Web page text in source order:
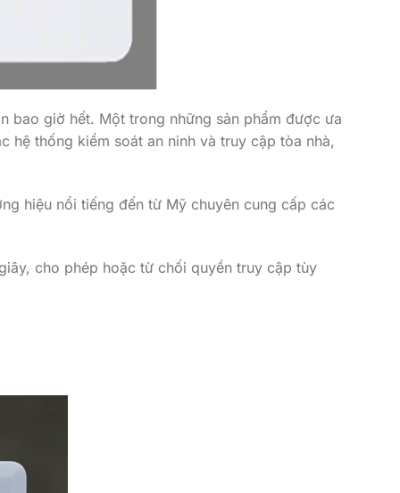
bao giờ hết. Một trong những sản phẩm được ưa
thống kiểm soát an ninh và truy cập tòa nhà,
hiệu nổi tiếng đến từ Mỹ chuyên cung cấp các
cho phép hoặc từ chối quyền truy cập tùy